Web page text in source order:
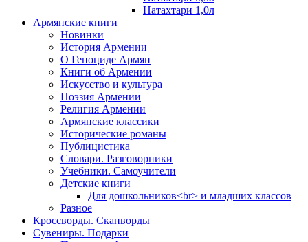
Натахтари 1,0л
Армянские книги
Новинки
История Армении
О Геноциде Армян
Книги об Армении
Иcкусство и культура
Поэзия Армении
Религия Армении
Армянские классики
Исторические романы
Публицистика
Словари. Разговорники
Учебники. Самоучители
Детские книги
Для дошкольников<br> и младших классов
Разное
Кроссворды. Сканворды
Сувениры. Подарки